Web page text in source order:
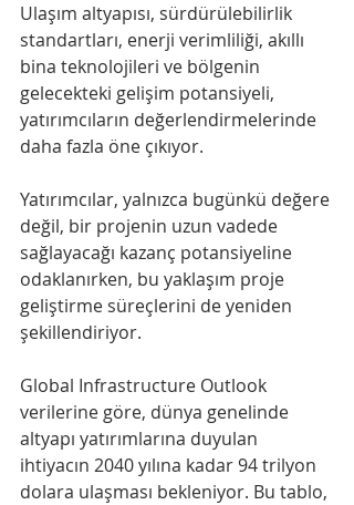
Ulaşım altyapısı, sürdürülebilirlik
standartları, enerji verimliliği, akıllı
bina teknolojileri ve bölgenin
gelecekteki gelişim potansiyeli,
yatırımcıların değerlendirmelerinde
daha fazla öne çıkıyor.
Yatırımcılar, yalnızca bugünkü değere
değil, bir projenin uzun vadede
sağlayacağı kazanç potansiyeline
odaklanırken, bu yaklaşım proje
geliştirme süreçlerini de yeniden
şekillendiriyor.
Global Infrastructure Outlook
verilerine göre, dünya genelinde
altyapı yatırımlarına duyulan
ihtiyacın 2040 yılına kadar 94 trilyon
dolara ulaşması bekleniyor. Bu tablo,